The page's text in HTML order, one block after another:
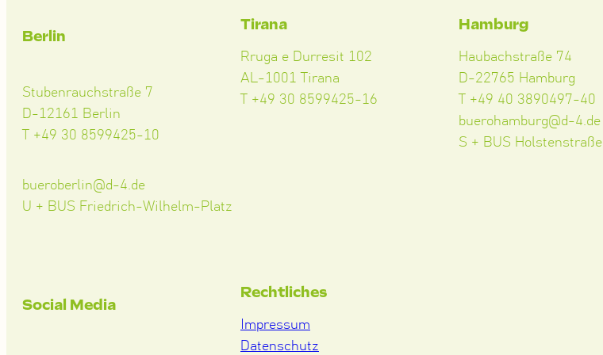
Berlin
Stubenrauchstraße 7
D-12161 Berlin
T +49 30 8599425-10
bueroberlin@d-4.de
U + BUS Friedrich-Wilhelm-Platz
Tirana
Rruga e Durresit 102
AL-1001 Tirana
T +49 30 8599425-16
Hamburg
Haubachstraße 74
D-22765 Hamburg
T +49 40 3890497-40
buerohamburg@d-4.de
S + BUS Holstenstraße
Social Media
Rechtliches
Impressum
Datenschutz